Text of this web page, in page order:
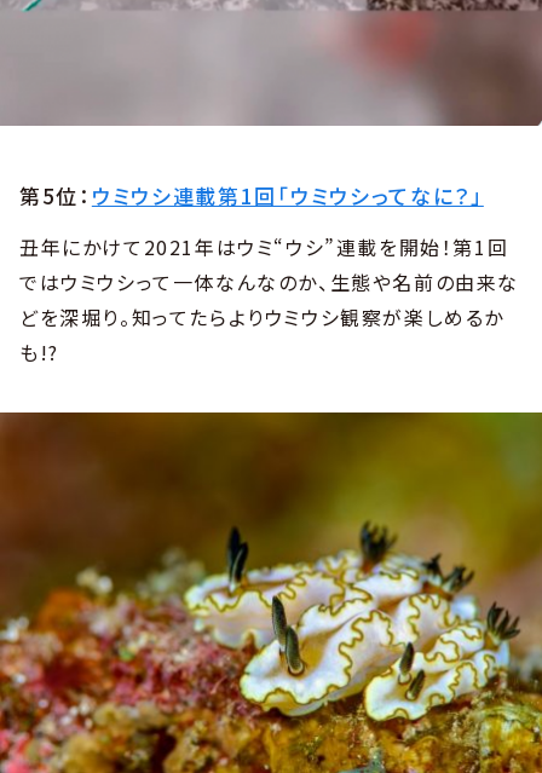
第5位： ウミウシ連載第1回「ウミウシってなに？」
丑年にかけて2021年はウミ“ウシ”連載を開始！第1回
ではウミウシって一体なんなのか、生態や名前の由来な
どを深堀り。知ってたらよりウミウシ観察が楽しめるか
も!?